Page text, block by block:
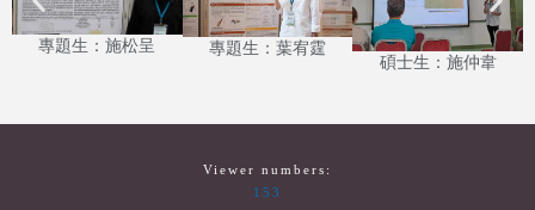
專題生：施松呈 專題生：葉宥霆
碩士生：施仲韋
Viewer numbers:
153